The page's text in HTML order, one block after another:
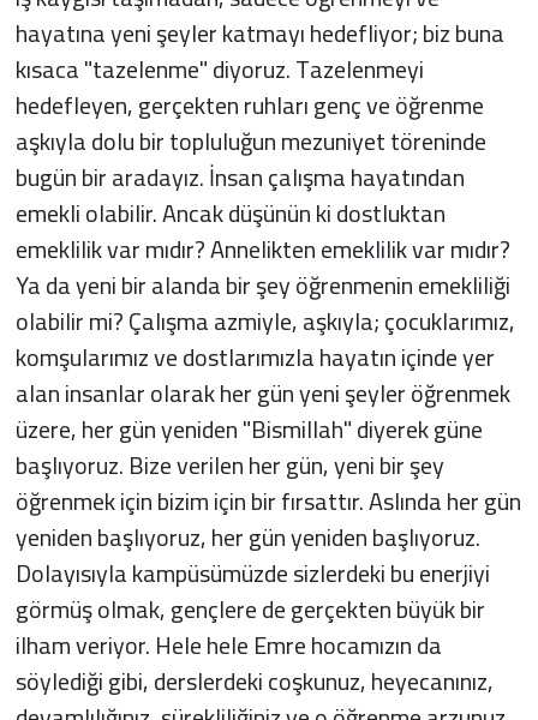
hayatına yeni şeyler katmayı hedefliyor; biz buna
kısaca "tazelenme" diyoruz. Tazelenmeyi
hedefleyen, gerçekten ruhları genç ve öğrenme
aşkıyla dolu bir topluluğun mezuniyet töreninde
bugün bir aradayız. İnsan çalışma hayatından
emekli olabilir. Ancak düşünün ki dostluktan
emeklilik var mıdır? Annelikten emeklilik var mıdır?
Ya da yeni bir alanda bir şey öğrenmenin emekliliği
olabilir mi? Çalışma azmiyle, aşkıyla; çocuklarımız,
komşularımız ve dostlarımızla hayatın içinde yer
alan insanlar olarak her gün yeni şeyler öğrenmek
üzere, her gün yeniden "Bismillah" diyerek güne
başlıyoruz. Bize verilen her gün, yeni bir şey
öğrenmek için bizim için bir fırsattır. Aslında her gün
yeniden başlıyoruz, her gün yeniden başlıyoruz.
Dolayısıyla kampüsümüzde sizlerdeki bu enerjiyi
görmüş olmak, gençlere de gerçekten büyük bir
ilham veriyor. Hele hele Emre hocamızın da
söylediği gibi, derslerdeki coşkunuz, heyecanınız,